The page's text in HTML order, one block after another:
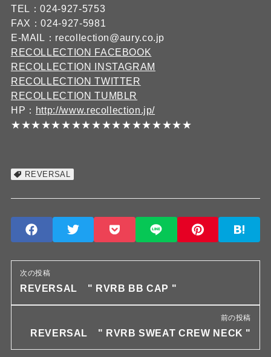
TEL：024-927-5753
FAX：024-927-5981
E-MAIL：recollection@aury.co.jp
RECOLLECTION FACEBOOK
RECOLLECTION INSTAGRAM
RECOLLECTION TWITTER
RECOLLECTION TUMBLR
HP： http://www.recollection.jp/
★★★★★★★★★★★★★★★★★★
REVERSAL
次の投稿
REVERSAL " RVRB BB CAP "
前の投稿
REVERSAL " RVRB SWEAT CREW NECK "